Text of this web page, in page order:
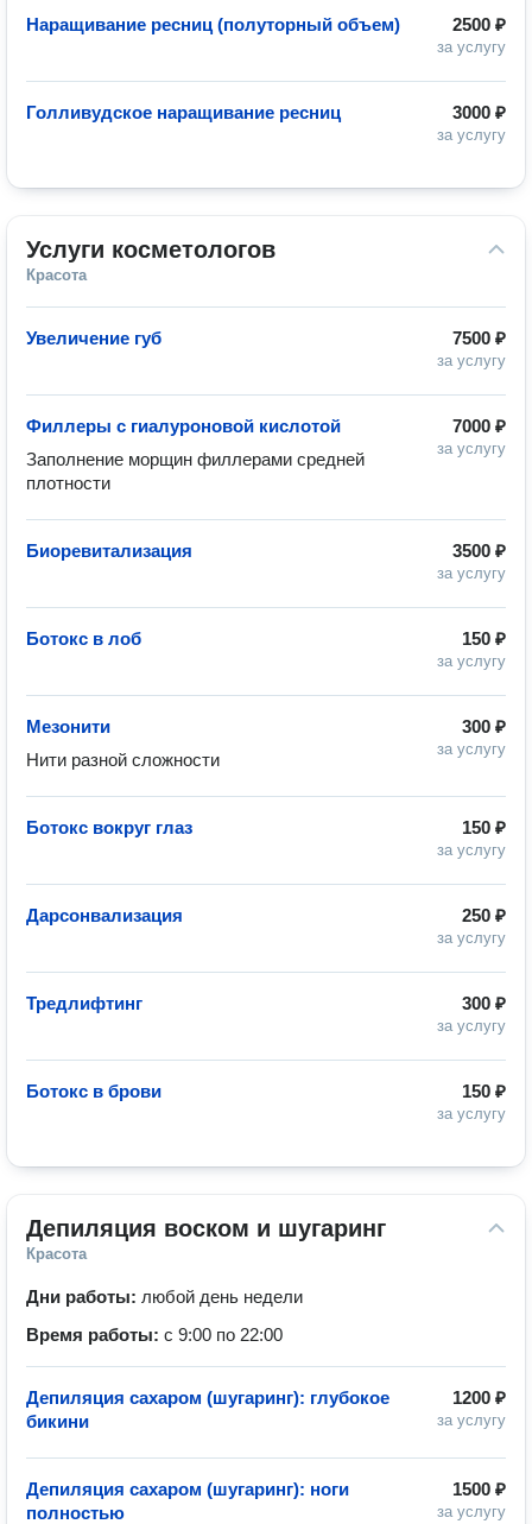
2500 ₽
за услугу
Наращивание ресниц (полуторный объем)
3000 ₽
за услугу
Голливудское наращивание ресниц
Услуги косметологов
Красота
7500 ₽
за услугу
Увеличение губ
7000 ₽
за услугу
Филлеры с гиалуроновой кислотой
Заполнение морщин филлерами средней
плотности
3500 ₽
за услугу
Биоревитализация
150 ₽
за услугу
Ботокс в лоб
300 ₽
за услугу
Мезонити
Нити разной сложности
150 ₽
за услугу
Ботокс вокруг глаз
250 ₽
за услугу
Дарсонвализация
300 ₽
за услугу
Тредлифтинг
150 ₽
за услугу
Ботокс в брови
Депиляция воском и шугаринг
Красота
Дни работы: любой день недели
Время работы: с 9:00 по 22:00
1200 ₽
за услугу
Депиляция сахаром (шугаринг): глубокое
бикини
1500 ₽
за услугу
Депиляция сахаром (шугаринг): ноги
полностью